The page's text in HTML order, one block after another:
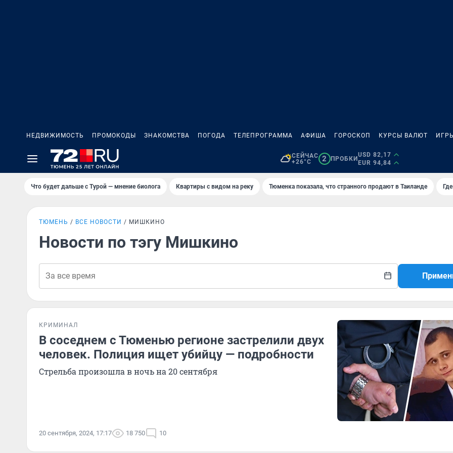
НЕДВИЖИМОСТЬ ПРОМОКОДЫ ЗНАКОМСТВА ПОГОДА ТЕЛЕПРОГРАММА АФИША ГОРОСКОП КУРСЫ ВАЛЮТ
СЕЙЧАС
+26°C
2 ПРОБКИ
USD 82,17
EUR 94,84
Что будет дальше с Турой — мнение биолога Квартиры с видом на реку Тюменка показала, что странного продают в Таиланде
ТЮМЕНЬ ВСЕ НОВОСТИ МИШКИНО
Новости по тэгу Мишкино
КРИМИНАЛ
В соседнем с Тюменью регионе застрелили двух
человек. Полиция ищет убийцу — подробности
Стрельба произошла в ночь на 20 сентября
20 сентября, 2024, 17:17 18 750 10